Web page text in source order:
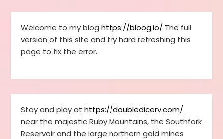
Welcome to my bloghttps://bloog.io/ The full
version of this site and try hard refreshing this
page to fix the error.
Stay and play athttps://doubledicerv.com/
near the majestic Ruby Mountains, the Southfork
Reservoir and the large northern gold mines